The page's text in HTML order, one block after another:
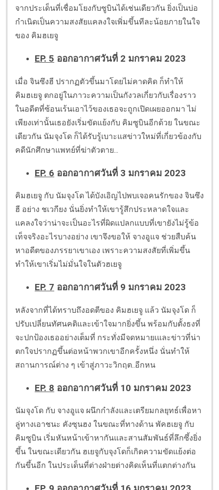
จากประเด็นที่เชื่อมโยงกับซูบินได้เช่นเดียวกัน ยิ่งเป็นบ่อ
กำเนิดเป็นความสงสัยแคลงใจเพิ่มขึ้นทีละน้อยภายในใจ
ของ คิมฮเยจู
EP. 5 ออกอากาศวันที่ 2 มกราคม 2023
เมื่อ จินซึงฮี ปรากฏตัวขึ้นมาโดยไม่คาดคิด ก็ทำให้
คิมฮเยจู ตกอยู่ในภาวะความเป็นกังวลเกี่ยวกับเรื่องราว
ในอดีตที่ซ้อนเร้นเอาไว้ของเธอจะถูกเปิดเผยออกมา ไม่
เพียงเท่านั้นเธอยังเริ่มขัดแย้งกับ คิมซูบินอีกด้วย ในขณะ
เดียวกัน นัมจุงโด ก็ได้รับรู้เบาะแสข่าวใหม่ที่เกี่ยวข้องกับ
คดีนักศึกษาแพทย์ที่ฆ่าตัวตาย...
EP. 6 ออกอากาศวันที่ 3 มกราคม 2023
คิมฮเยจู กับ นัมจุงโด ได้บังเอิญไปพบเจอคนรักของ จินซึง
ฮี อย่าง ชเวกียง นั่นยิ่งทำให้เขารู้สึกประหลาดใจและ
แคลงใจว่าน่าจะเป็นอะไรที่ผิดแปลกแบบที่เขายังไม่รู้ข้อ
เท็จจริงอะไรบางอย่าง เขาจึงขอให้ จางอูแจ ช่วยสืบค้น
หาอดีตของภรรยาเขาเอง เพราะความสงสัยที่เพิ่มขึ้น
ทำให้เขาเริ่มไม่มั่นใจในตัวฮเยจู
EP. 7 ออกอากาศวันที่ 9 มกราคม 2023
หลังจากที่ได้ทราบถึงอดตีของ คิมฮเยจู แล้ว นัมจุงโด ก็
ปรับเปลี่ยนทัศนคติและเข้าใจมากยิ่งขึ้น พร้อมกับตั้งธงที่
จะปกป้องเธออย่างเต็มที่ กระทั่งมีจดหมายเและข่าวที่น่า
ตกใจปรากฏขึ้นต่อหน้าพวกเขาอีกครั้งหนึ่ง นั่นทำให้
สถานการณ์ต่าง ๆ เข้าสู่ภาวะวิกฤต..อีกหน
EP. 8 ออกอากาศวันที่ 10 มกราคม 2023
นัมจุงโด กับ จางอูแจ ผนึกกำลังและเตรียมกลยุทธ์เพื่อหา
ลู่ทางเอาชนะ คังซุนฮง ในขณะที่ทางด้าน พัคฮเยจู กับ
คิมซูบิน เริ่มหันหน้าเข้าหากันและสานสัมพันธ์ที่ลึกซึ้งยิ่ง
ขึ้น ในขณะเดียวกัน ฮเยจูกับจุงโดก็เกิดความขัดแย้งต่อ
กันขึ้นอีก ในประเด็นที่ต่างฝ่ายต่างคิดเห็นที่แตกต่างกัน